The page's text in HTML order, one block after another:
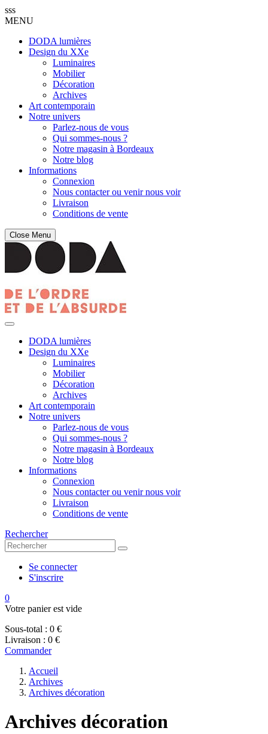
sss
MENU
DODA lumières
Design du XXe
Luminaires
Mobilier
Décoration
Archives
Art contemporain
Notre univers
Parlez-nous de vous
Qui sommes-nous ?
Notre magasin à Bordeaux
Notre blog
Informations
Connexion
Nous contacter ou venir nous voir
Livraison
Conditions de vente
Close Menu
DODA lumières
Design du XXe
Luminaires
Mobilier
Décoration
Archives
Art contemporain
Notre univers
Parlez-nous de vous
Qui sommes-nous ?
Notre magasin à Bordeaux
Notre blog
Informations
Connexion
Nous contacter ou venir nous voir
Livraison
Conditions de vente
Rechercher
Se connecter
S'inscrire
0
Votre panier est vide
Sous-total : 0 €
Livraison : 0 €
Commander
Accueil
Archives
Archives décoration
Archives décoration